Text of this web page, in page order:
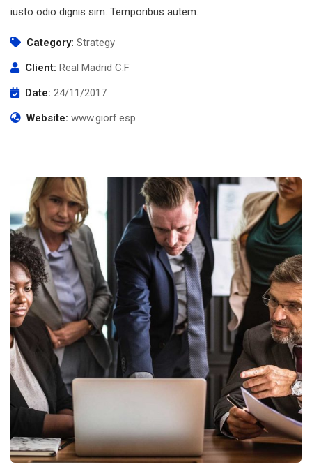
iusto odio dignis sim. Temporibus autem.
Category: Strategy
Client: Real Madrid C.F
Date: 24/11/2017
Website: www.giorf.esp
Finance Strategy
Facilitation